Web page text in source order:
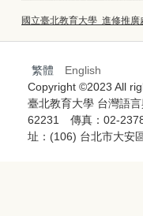
國立臺北教育大學 進修推廣
繁體
English
Copyright ©2023 All
臺北教育大學 台灣語
62231 傳真：02-
址：(106) 台北市大安